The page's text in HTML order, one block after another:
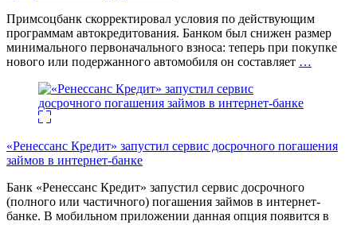
Примсоцбанк скорректировал условия по действующим
программам автокредитования. Банком был снижен размер
минимального первоначального взноса: теперь при покупке
нового или подержанного автомобиля он составляет …
«Ренессанс Кредит» запустил сервис досрочного погашения
займов в интернет-банке
Банк «Ренессанс Кредит» запустил сервис досрочного
(полного или частичного) погашения займов в интернет-
банке. В мобильном приложении данная опция появится в